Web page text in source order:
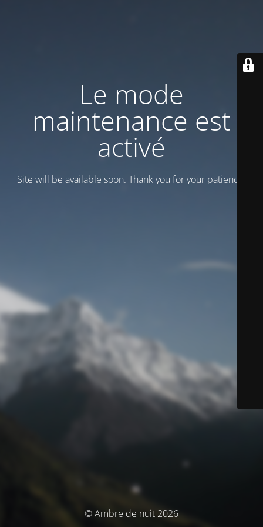
Le mode
maintenance est
activé
Site will be available soon. Thank you for your patience!
© Ambre de nuit 2026